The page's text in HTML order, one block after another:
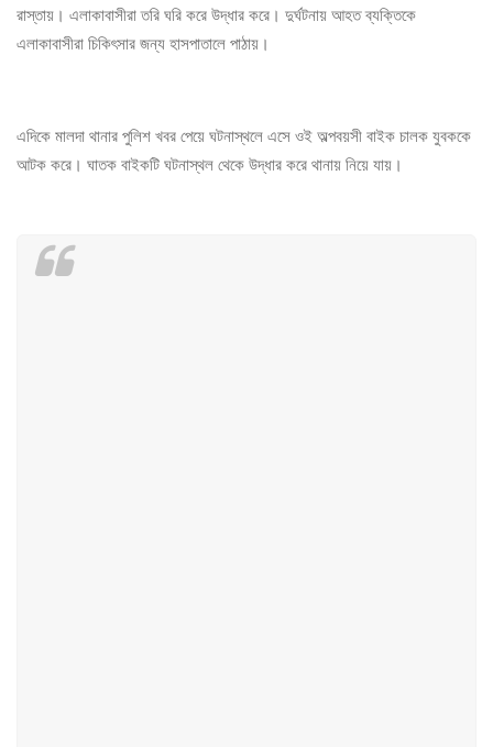
রাস্তায়। এলাকাবাসীরা তরি ঘরি করে উদ্ধার করে। দুর্ঘটনায় আহত ব্যক্তিকে
এলাকাবাসীরা চিকিৎসার জন্য হাসপাতালে পাঠায়।
এদিকে মালদা থানার পুলিশ খবর পেয়ে ঘটনাস্থলে এসে ওই অল্পবয়সী বাইক চালক যুবককে
আটক করে। ঘাতক বাইকটি ঘটনাস্থল থেকে উদ্ধার করে থানায় নিয়ে যায়।